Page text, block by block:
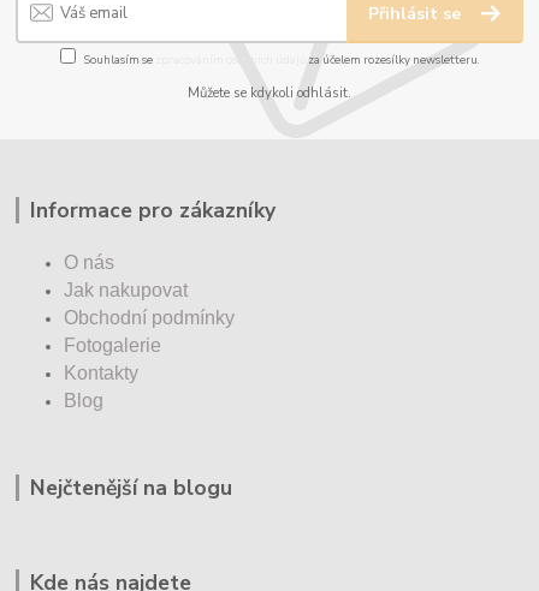
Přihlásit se
Souhlasím se za účelem rozesílky newsletteru.
Můžete se kdykoli odhlásit.
Informace pro zákazníky
O nás
Jak nakupovat
Obchodní podmínky
Fotogalerie
Kontakty
Blog
Nejčtenější na blogu
Kde nás najdete